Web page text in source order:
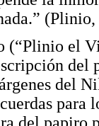
(“Plinio el
del
del
para